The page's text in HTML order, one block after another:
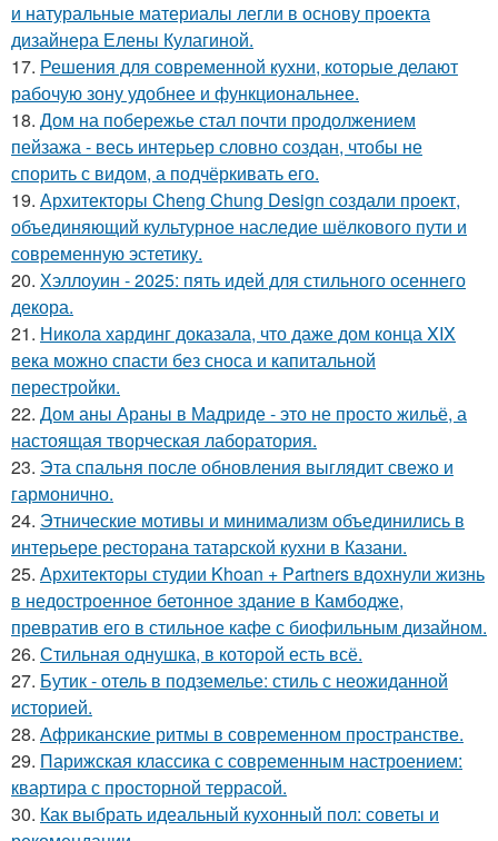
и натуральные материалы легли в основу проекта
дизайнера Елены Кулагиной.
17. Решения для современной кухни, которые делают
рабочую зону удобнее и функциональнее.
18. Дом на побережье стал почти продолжением
пейзажа - весь интерьер словно создан, чтобы не
спорить с видом, а подчёркивать его.
19. Архитекторы Cheng Chung Design создали проект,
объединяющий культурное наследие шёлкового пути и
современную эстетику.
20. Хэллоуин - 2025: пять идей для стильного осеннего
декора.
21. Никола хардинг доказала, что даже дом конца XIX
века можно спасти без сноса и капитальной
перестройки.
22. Дом аны Араны в Мадриде - это не просто жильё, а
настоящая творческая лаборатория.
23. Эта спальня после обновления выглядит свежо и
гармонично.
24. Этнические мотивы и минимализм объединились в
интерьере ресторана татарской кухни в Казани.
25. Архитекторы студии Khoan + Partners вдохнули жизнь
в недостроенное бетонное здание в Камбодже,
превратив его в стильное кафе с биофильным дизайном.
26. Стильная однушка, в которой есть всё.
27. Бутик - отель в подземелье: стиль с неожиданной
историей.
28. Африканские ритмы в современном пространстве.
29. Парижская классика с современным настроением:
квартира с просторной террасой.
30. Как выбрать идеальный кухонный пол: советы и